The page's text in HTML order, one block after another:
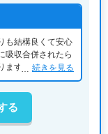
も結構良くて安心
吸収合併されたら
ますが、ここまで
ろうとは思ってい
続きを見る
る